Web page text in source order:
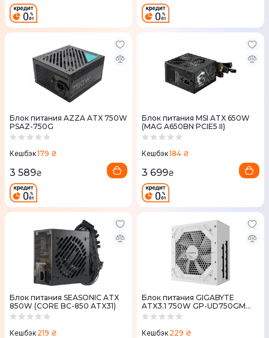
Блок питания AZZA ATX 750W
PSAZ-750G
Кешбэк179 ₴
3 589₴
Блок питания MSI ATX 650W
(MAG A650BN PCIE5 II)
Кешбэк184 ₴
3 699₴
Блок питания SEASONIC ATX
850W (CORE BC-850 ATX31)
Кешбэк 219 ₴
Блок питания GIGABYTE
ATX3.1 750W GP-UD750GM
PG5 ICE
Кешбэк 229 ₴